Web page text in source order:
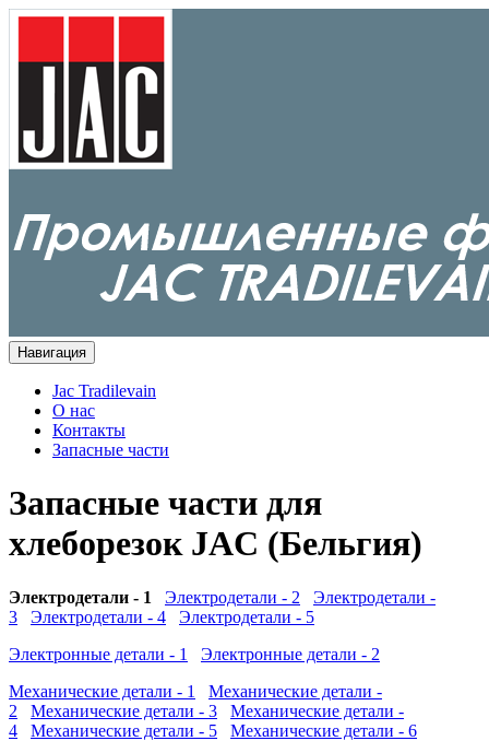
Навигация
Jac Tradilevain
О нас
Контакты
Запасные части
Запасные части для
хлеборезок JAC (Бельгия)
Электродетали - 1 Электродетали - 2
Электродетали -
3
Электродетали - 4
Электродетали - 5
Электронные детали - 1
Электронные детали - 2
Механические детали - 1
Механические детали -
2
Механические детали - 3
Механические детали -
4
Механические детали - 5
Механические детали - 6